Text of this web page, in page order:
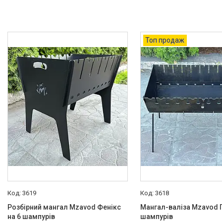
Тактичне взуття
Мангали, грилі та аксесуари
Аксесуари
Інструменти для Саду і дому
Автотовари
Електроінструменти
Обігрівачі
Товари зі знижкою
Відгуки
3619
Розбірний мангал Mzavod Фенікс
на 6 шампурів
Топ продаж
3618
Мангал-валіза Mzavod
шампурів